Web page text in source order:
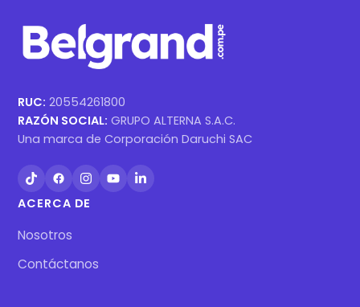
RUC: 20554261800
RAZÓN SOCIAL: GRUPO ALTERNA S.A.C.
Una marca de Corporación Daruchi SAC
ACERCA DE
Nosotros
Contáctanos